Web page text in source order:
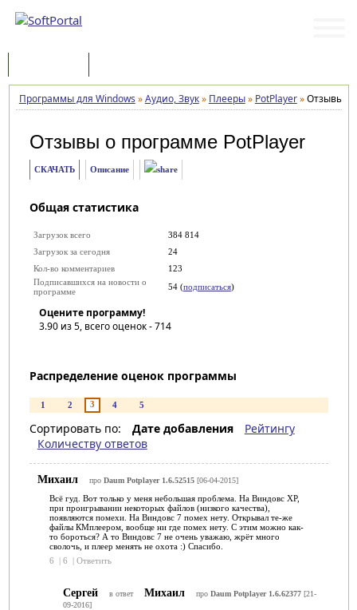
Программы для Windows »Аудио, Звук» Плееры» PotPlayer»Отзывы
Отзывы о программе PotPlayer
СКАЧАТЬ Описание
Общая статистика
Загрузок всего
384 814
Загрузок за сегодня
24
Кол-во комментариев
123
Подписавшихся на новости о
программе
54 (подписаться)
Оцените программу!
3.90из 5, всего оценок -714
Распределение оценок программы
1 2 3 4 5
Сортировать по: Дате добавления
Рейтингу
Количеству ответов
Михаил про Daum Potplayer 1.6.52515[06-04-2015]
Всё гуд. Вот только у меня небольшая проблема. На Виндовс ХР,
при проигрывании некоторых файлов (низкого качества),
появляются помехи. На Виндовс 7 помех нету. Открывал те-же
файлы КМплеером, вообще ни где помех нету. С этим можно как-
то бороться? А то Виндовс 7 не очень уважаю, жрёт много
сволочь, и плеер менять не охота :) Спасибо.
6
| 6 | Ответить
Сергей в ответ Михаил про Daum Potplayer 1.6.62377[21-
09-2016]